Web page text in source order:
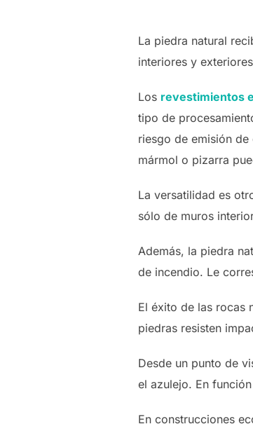
La piedra natural
interiores y
Los revestimientos
tipo de
riesgo de emisión
mármol o pizarra
La versatilidad es
sólo de muros
Además, la piedra
de incendio. Le
El éxito de las rocas
piedras resisten
Desde un punto de
el azulejo. En
En construcciones